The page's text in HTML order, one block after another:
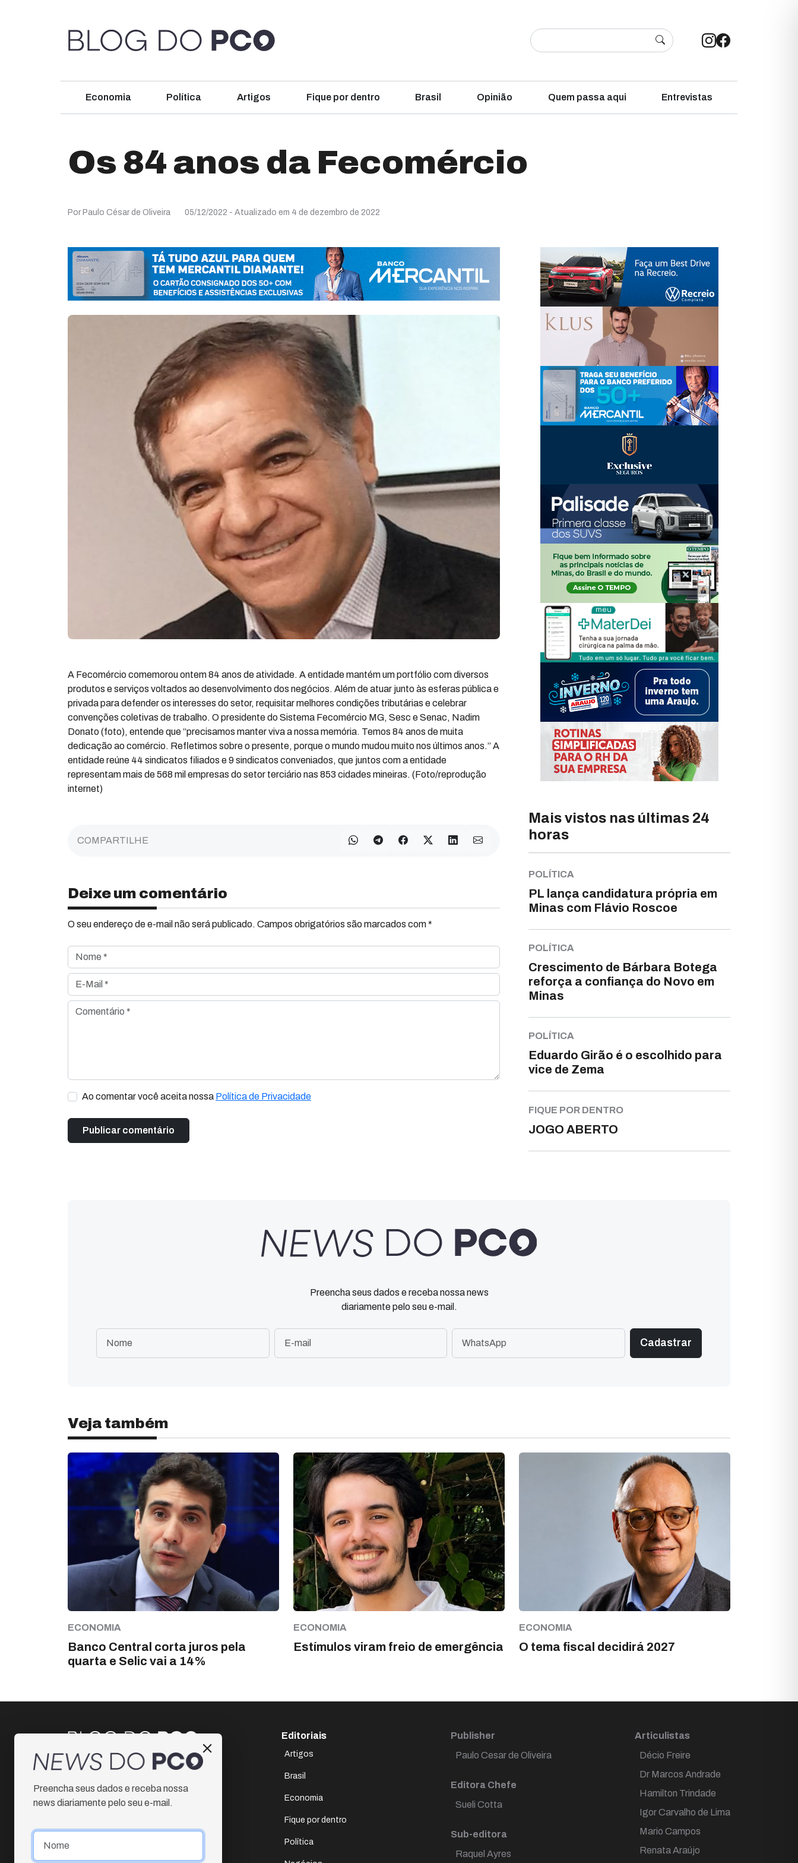
Economia Política Artigos Fique por dentro Brasil Opinião Quem passa aqui Entrevistas
Os 84 anos da Fecomércio
Por Paulo César de Oliveira 05/12/2022 - Atualizado em 4 de dezembro de 2022
A Fecomércio comemorou ontem 84 anos de atividade. A entidade mantém um portfólio com diversos
produtos e serviços voltados ao desenvolvimento dos negócios. Além de atuar junto às esferas pública e
privada para defender os interesses do setor, requisitar melhores condições tributárias e celebrar
convenções coletivas de trabalho. O presidente do Sistema Fecomércio MG, Sesc e Senac, Nadim
Donato (foto), entende que “precisamos manter viva a nossa memória. Temos 84 anos de muita
dedicação ao comércio. Refletimos sobre o presente, porque o mundo mudou muito nos últimos anos.” A
entidade reúne 44 sindicatos filiados e 9 sindicatos conveniados, que juntos com a entidade
representam mais de 568 mil empresas do setor terciário nas 853 cidades mineiras. (Foto/reprodução
internet)
COMPARTILHE
Deixe um comentário
O seu endereço de e-mail não será publicado. Campos obrigatórios são marcados com *
Nome *
E-Mail *
Comentário *
Ao comentar você aceita nossa Política de Privacidade
Mais vistos nas últimas 24
horas
POLÍTICA
PL lança candidatura própria em
Minas com Flávio Roscoe
POLÍTICA
Crescimento de Bárbara Botega
reforça a confiança do Novo em
Minas
POLÍTICA
Eduardo Girão é o escolhido para
vice de Zema
FIQUE POR DENTRO
JOGO ABERTO
Preencha seus dados e receba nossa news
diariamente pelo seu e-mail.
Veja também
ECONOMIA
Banco Central corta juros pela
quarta e Selic vai a 14%
ECONOMIA
Estímulos viram freio de emergência
ECONOMIA
O tema fiscal decidirá 2027
Instagram
Facebook
Editoriais
Artigos
Brasil
Economia
Fique por dentro
Política
Publisher
Paulo Cesar de Oliveira
Editora Chefe
Sueli Cotta
Sub-editora
Raquel Ayres
Articulistas
Décio Freire
Dr Marcos Andrade
Hamilton Trindade
Igor Carvalho de Lima
Mario Campos
Renata Araújo
Preencha seus dados e receba nossa
news diariamente pelo seu e-mail.